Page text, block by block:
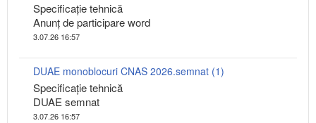
Specificaţie tehnică
Anunţ de participare word
3.07.26 16:57
DUAE monoblocuri CNAS 2026.semnat (1)
Specificaţie tehnică
DUAE semnat
3.07.26 16:57